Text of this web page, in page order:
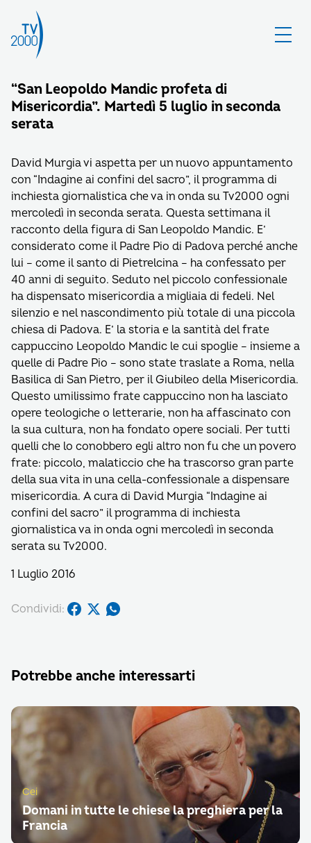
“San Leopoldo Mandic profeta di
Misericordia”. Martedì 5 luglio in seconda
serata
David Murgia vi aspetta per un nuovo appuntamento
con “Indagine ai confini del sacro”, il programma di
inchiesta giornalistica che va in onda su Tv2000 ogni
mercoledì in seconda serata. Questa settimana il
racconto della figura di San Leopoldo Mandic. E’
considerato come il Padre Pio di Padova perché anche
lui – come il santo di Pietrelcina – ha confessato per
40 anni di seguito. Seduto nel piccolo confessionale
ha dispensato misericordia a migliaia di fedeli. Nel
silenzio e nel nascondimento più totale di una piccola
chiesa di Padova. E’ la storia e la santità del frate
cappuccino Leopoldo Mandic le cui spoglie – insieme a
quelle di Padre Pio – sono state traslate a Roma, nella
Basilica di San Pietro, per il Giubileo della Misericordia.
Questo umilissimo frate cappuccino non ha lasciato
opere teologiche o letterarie, non ha affascinato con
la sua cultura, non ha fondato opere sociali. Per tutti
quelli che lo conobbero egli altro non fu che un povero
frate: piccolo, malaticcio che ha trascorso gran parte
della sua vita in una cella-confessionale a dispensare
misericordia. A cura di David Murgia “Indagine ai
confini del sacro” il programma di inchiesta
giornalistica va in onda ogni mercoledì in seconda
serata su Tv2000.
1 Luglio 2016
Condividi:
Potrebbe anche interessarti
Cei
Domani in tutte le chiese la preghiera per la
Francia